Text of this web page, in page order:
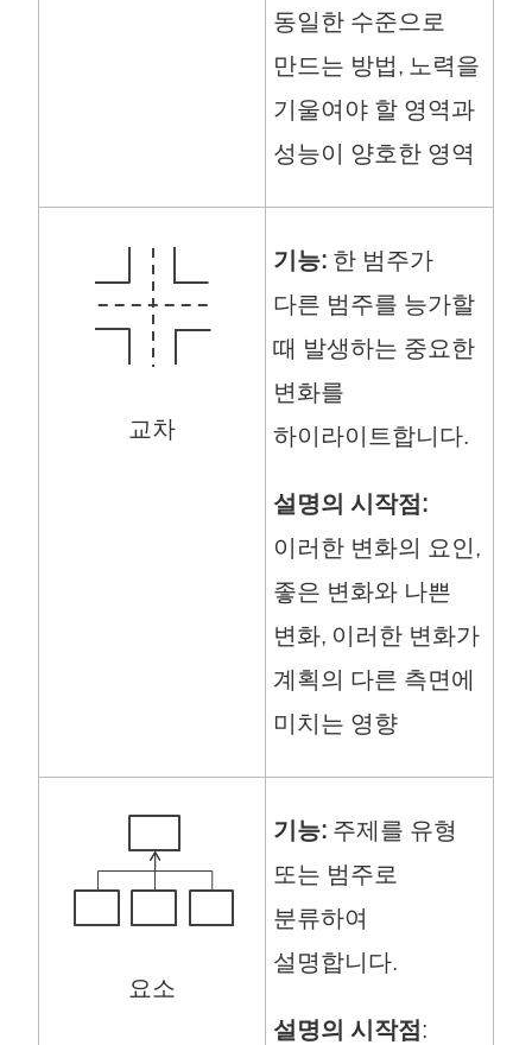
동일한 수준으로
만드는 방법, 노력을
기울여야 할 영역과
성능이 양호한 영역
교차
기능: 한 범주가
다른 범주를 능가할
때 발생하는 중요한
변화를
하이라이트합니다.
설명의 시작점:
이러한 변화의 요인,
좋은 변화와 나쁜
변화, 이러한 변화가
계획의 다른 측면에
미치는 영향
요소
기능: 주제를 유형
또는 범주로
분류하여
설명합니다.
설명의 시작점: